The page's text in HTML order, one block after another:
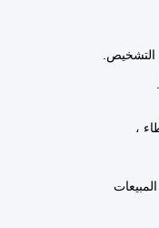
التشخيص.
،